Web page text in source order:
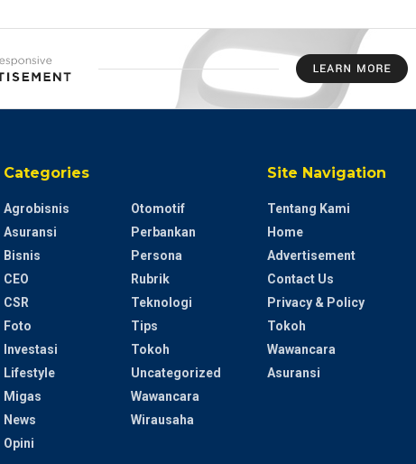
Categories
Agrobisnis
Asuransi
Bisnis
CEO
CSR
Foto
Investasi
Lifestyle
Migas
News
Opini
Otomotif
Perbankan
Persona
Rubrik
Teknologi
Tips
Tokoh
Uncategorized
Wawancara
Wirausaha
Site Navigation
Tentang Kami
Home
Advertisement
Contact Us
Privacy & Policy
Tokoh
Wawancara
Asuransi